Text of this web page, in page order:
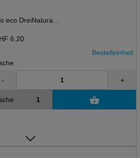
eco DreiNatura 1l
6.20
Bestelleinheit
- +